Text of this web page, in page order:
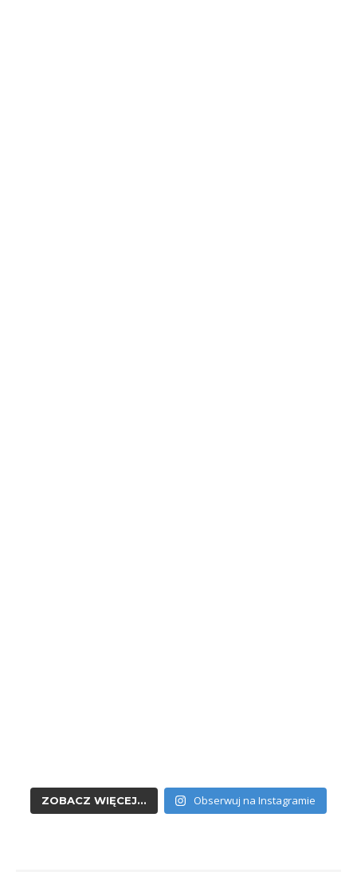
ZOBACZ WIĘCEJ... Obserwuj na Instagramie